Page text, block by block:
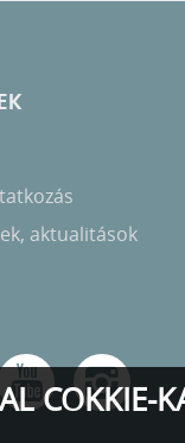
aktualitások
COKKIE-